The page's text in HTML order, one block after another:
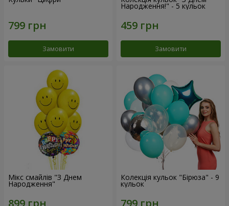
Замовити
Народження!" - 5 кульок
Замовити
Мікс смайлів "З Днем
Народження"
Колекція кульок "Бірюза" - 9
кульок